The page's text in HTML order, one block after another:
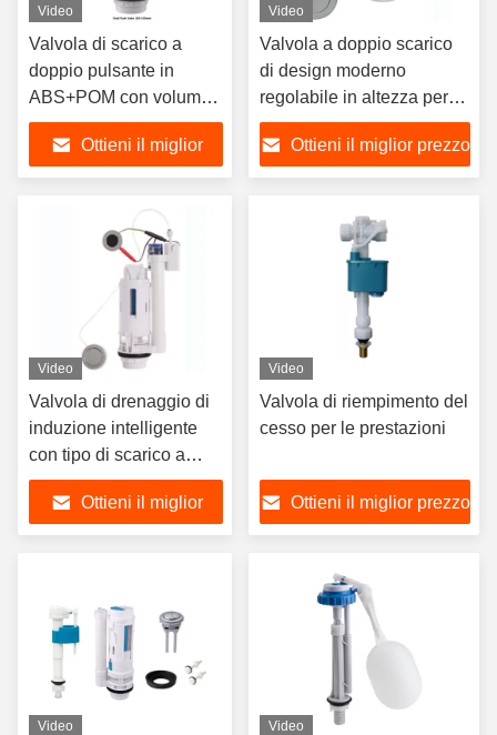
Video
Valvola di scarico a
doppio pulsante in
ABS+POM con volume
di scarico regolabile e
design integrato per
bagni moderni
Ottieni il miglior
Video
Valvola a doppio scarico
di design moderno
regolabile in altezza per
serbatoio dell'acqua del
bagno con materiale ABS
+ POM
Ottieni il miglior prezzo
Video
Valvola di drenaggio di
induzione intelligente
con tipo di scarico a
controllo manuale e
materiale ABS+POM per
le esigenze del bagno
Ottieni il miglior
Video
Valvola di riempimento del
cesso per le prestazioni
Ottieni il miglior prezzo
Video Video